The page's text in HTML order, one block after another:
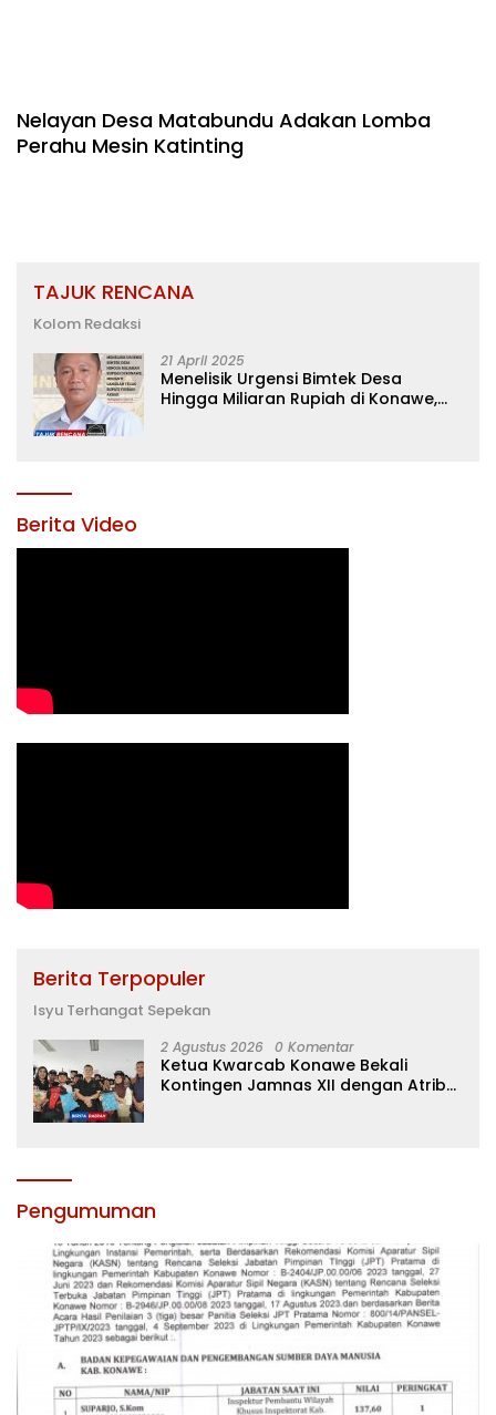
Nelayan Desa Matabundu Adakan Lomba
Perahu Mesin Katinting
TAJUK RENCANA
Kolom Redaksi
21 April 2025
Menelisik Urgensi Bimtek Desa
Hingga Miliaran Rupiah di Konawe,
Berita Video
Berita Terpopuler
Isyu Terhangat Sepekan
2 Agustus 2026 0 Komentar
Ketua Kwarcab Konawe Bekali
Kontingen Jamnas XII dengan Atribut
Pengumuman